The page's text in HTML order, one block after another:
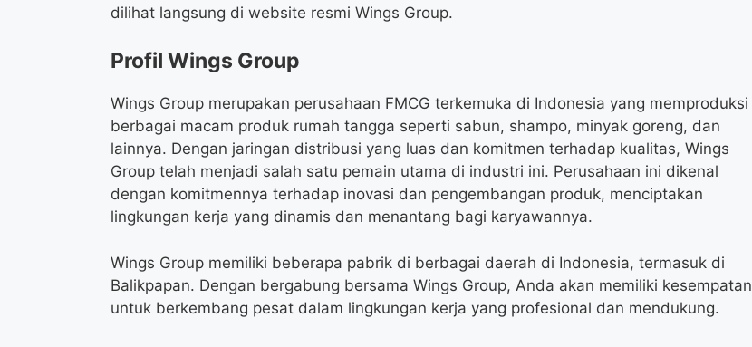
dilihat langsung di website resmi Wings Group.
Profil Wings Group
Wings Group merupakan perusahaan FMCG terkemuka di Indonesia yang memproduksi
berbagai macam produk rumah tangga seperti sabun, shampo, minyak goreng, dan
lainnya. Dengan jaringan distribusi yang luas dan komitmen terhadap kualitas, Wings
Group telah menjadi salah satu pemain utama di industri ini. Perusahaan ini dikenal
dengan komitmennya terhadap inovasi dan pengembangan produk, menciptakan
lingkungan kerja yang dinamis dan menantang bagi karyawannya.
Wings Group memiliki beberapa pabrik di berbagai daerah di Indonesia, termasuk di
Balikpapan. Dengan bergabung bersama Wings Group, Anda akan memiliki kesempatan
untuk berkembang pesat dalam lingkungan kerja yang profesional dan mendukung.